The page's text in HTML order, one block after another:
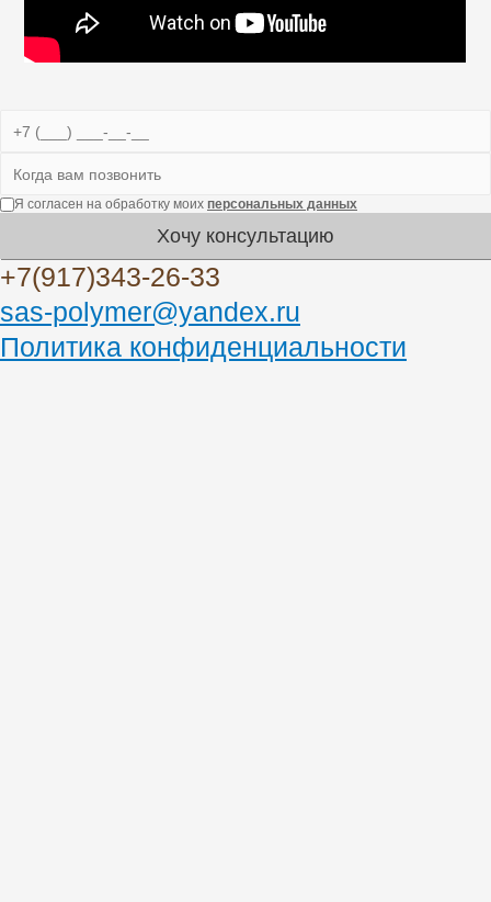
Я согласен на обработку моих персональных данных
Хочу консультацию
+7(917)343-26-33
sas-polymer@yandex.ru
Политика конфиденциальности